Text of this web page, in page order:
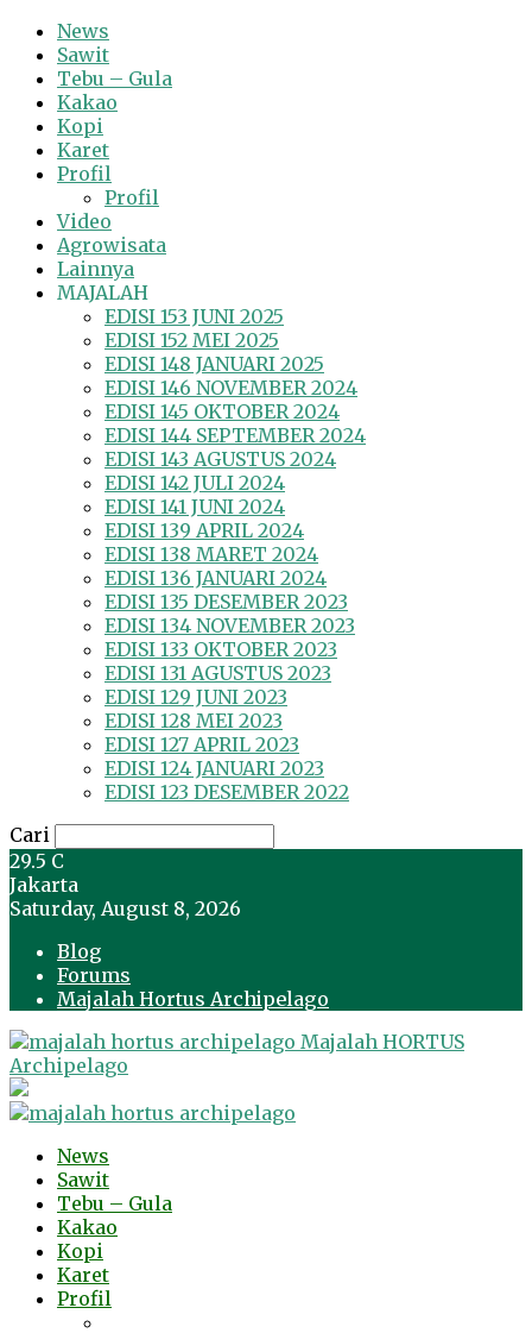
News
Sawit
Tebu – Gula
Kakao
Kopi
Karet
Profil
Profil
Video
Agrowisata
Lainnya
MAJALAH
EDISI 153 JUNI 2025
EDISI 152 MEI 2025
EDISI 148 JANUARI 2025
EDISI 146 NOVEMBER 2024
EDISI 145 OKTOBER 2024
EDISI 144 SEPTEMBER 2024
EDISI 143 AGUSTUS 2024
EDISI 142 JULI 2024
EDISI 141 JUNI 2024
EDISI 139 APRIL 2024
EDISI 138 MARET 2024
EDISI 136 JANUARI 2024
EDISI 135 DESEMBER 2023
EDISI 134 NOVEMBER 2023
EDISI 133 OKTOBER 2023
EDISI 131 AGUSTUS 2023
EDISI 129 JUNI 2023
EDISI 128 MEI 2023
EDISI 127 APRIL 2023
EDISI 124 JANUARI 2023
EDISI 123 DESEMBER 2022
Cari
29.5 C
Jakarta
Saturday, August 8, 2026
Blog
Forums
Majalah Hortus Archipelago
Majalah HORTUS
Archipelago
News
Sawit
Tebu – Gula
Kakao
Kopi
Karet
Profil